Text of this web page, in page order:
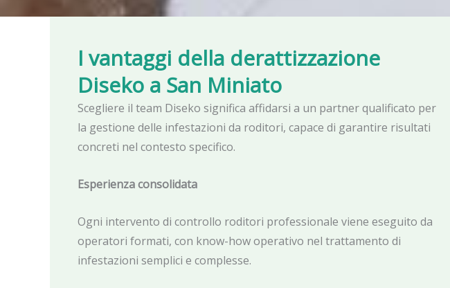
I vantaggi della derattizzazione
Diseko a San Miniato
Scegliere il team Diseko significa affidarsi a un partner qualificato per
la gestione delle infestazioni da roditori, capace di garantire risultati
concreti nel contesto specifico.
Esperienza consolidata
Ogni intervento di controllo roditori professionale viene eseguito da
operatori formati, con know-how operativo nel trattamento di
infestazioni semplici e complesse.